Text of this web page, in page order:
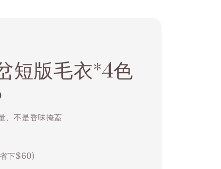
短版毛衣*4色
、不是香味掩蓋
下$60)